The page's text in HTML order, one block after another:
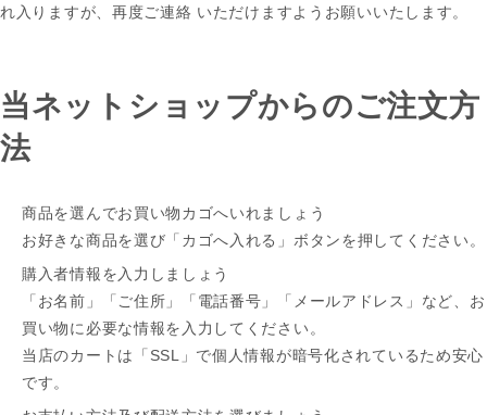
れ入りますが、再度ご連絡 いただけますようお願いいたします。
当ネットショップからのご注文方
法
商品を選んでお買い物カゴへいれましょう
お好きな商品を選び「カゴへ入れる」ボタンを押してください。
購入者情報を入力しましょう
「お名前」「ご住所」「電話番号」「メールアドレス」など、お
買い物に必要な情報を入力してください。
当店のカートは「SSL」で個人情報が暗号化されているため安心
です。